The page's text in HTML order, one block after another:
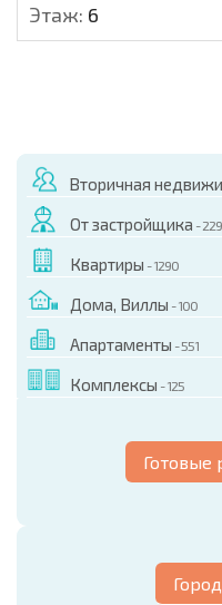
Этаж: 6
Вторичная
От застройщика - 229
Квартиры - 1290
Дома, Виллы - 100
Апартаменты - 551
Комплексы - 125
Готовые